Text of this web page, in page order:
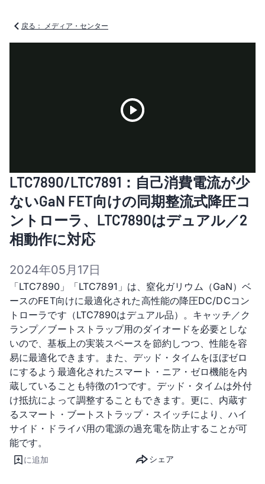
戻る： メディア・センター
Video
LTC7890/LTC7891：自己消費電流が少
ないGaN FET向けの同期整流式降圧コ
ントローラ、LTC7890はデュアル／2
相動作に対応
2024年05月17日
「LTC7890」「LTC7891」は、窒化ガリウム（GaN）ベ
ースのFET向けに最適化された高性能の降圧DC/DCコン
トローラです（LTC7890はデュアル品）。キャッチ／ク
ランプ／ブートストラップ用のダイオードを必要としな
いので、基板上の実装スペースを節約しつつ、性能を容
易に最適化できます。また、デッド・タイムをほぼゼロ
にするよう最適化されたスマート・ニア・ゼロ機能を内
蔵していることも特徴の1つです。デッド・タイムは外付
け抵抗によって調整することもできます。更に、内蔵す
るスマート・ブートストラップ・スイッチにより、ハイ
サイド・ドライバ用の電源の過充電を防止することが可
能です。
に追加 シェア